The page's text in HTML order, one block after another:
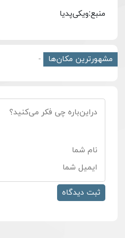
منبع:ویکی‌پدیا
مشهورترین مکان‌ها -